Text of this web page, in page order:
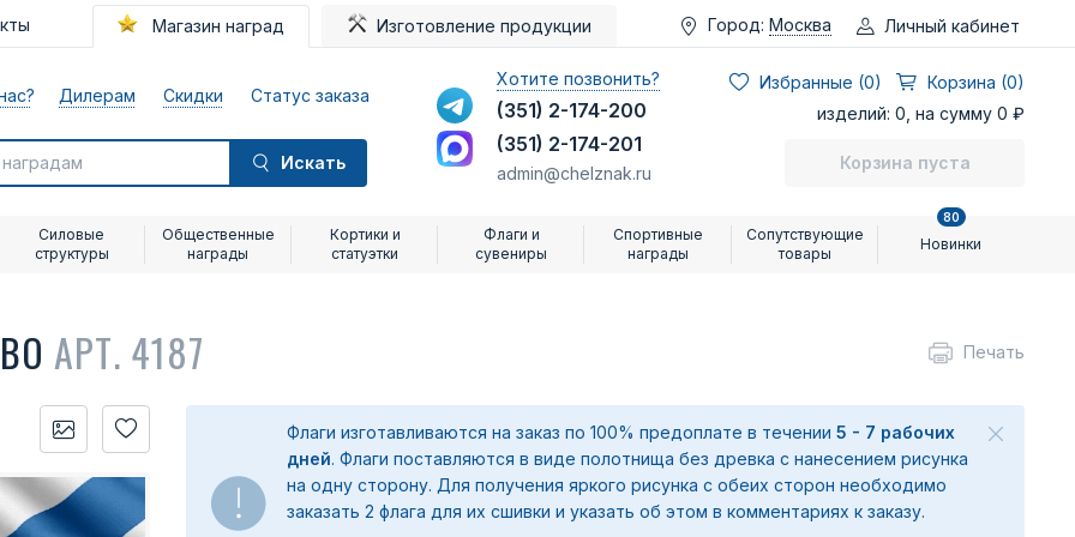
Магазин наград Изготовление продукции Город: Москва Личный кабинет
Дилерам Скидки Статус заказа
Искать
Хотите позвонить?
(351) 2-174-200
(351) 2-174-201
admin@chelznak.ru
Избранные (0)
Корзина (0)
изделий: 0, на сумму 0 ₽
Корзина пуста
Силовые
структуры
Общественные
награды
Кортики и
статуэтки
Флаги и
сувениры
Спортивные
награды
Сопутствующие
товары
Новинки
80
АРТ. 4187 Печать
Флаги изготавливаются на заказ по 100% предоплате в течении 5 - 7 рабочих
дней. Флаги поставляются в виде полотнища без древка с нанесением рисунка
на одну сторону. Для получения яркого рисунка с обеих сторон необходимо
заказать 2 флага для их сшивки и указать об этом в комментариях к заказу.